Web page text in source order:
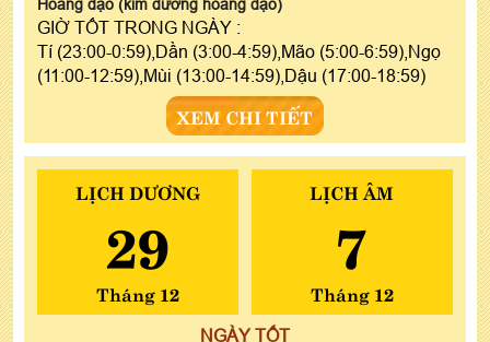
Hoàng đạo (kim đường hoàng đạo)
GIỜ TỐT TRONG NGÀY :
Tí (23:00-0:59),Dần (3:00-4:59),Mão (5:00-6:59),Ngọ
(11:00-12:59),Mùi (13:00-14:59),Dậu (17:00-18:59)
XEM CHI TIẾT
LỊCH DƯƠNG
29
Tháng 12
LỊCH ÂM
7
Tháng 12
NGÀY TỐT